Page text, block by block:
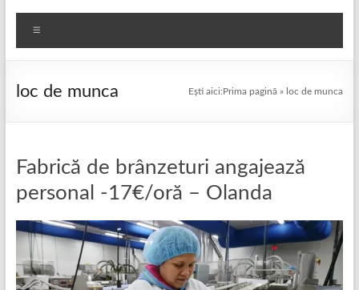
loc de munca Ești aici:Prima pagină » loc de munca
Fabrică de brânzeturi angajează
personal -17€/oră – Olanda